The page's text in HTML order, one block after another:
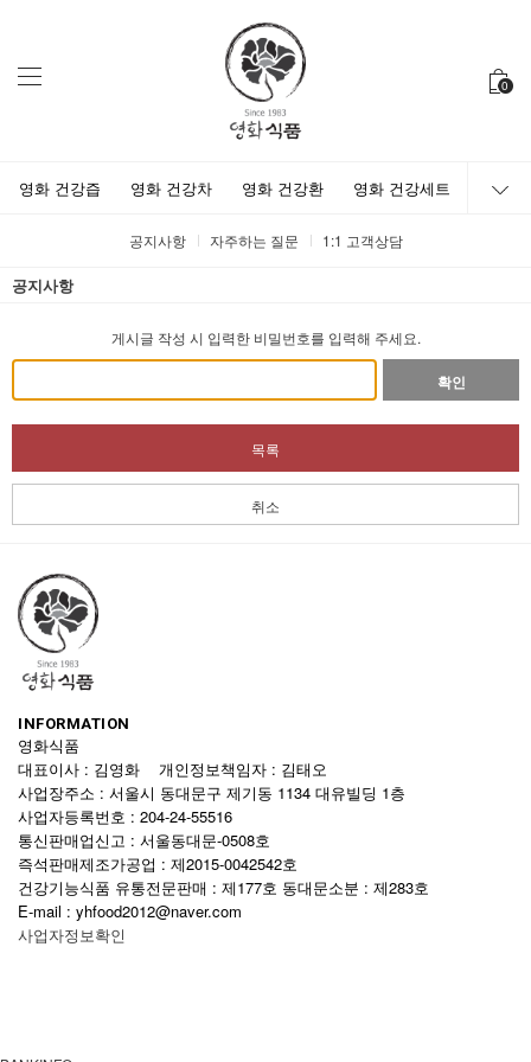
0
영화 건강즙 영화 건강차 영화 건강환 영화 건강세트
공지사항 자주하는 질문 1:1 고객상담
공지사항
게시글 작성 시 입력한 비밀번호를 입력해 주세요.
확인
목록
취소
INFORMATION
영화식품
대표이사 : 김영화 개인정보책임자 : 김태오
사업장주소 : 서울시 동대문구 제기동 1134 대유빌딩 1층
사업자등록번호 : 204-24-55516
통신판매업신고 : 서울동대문-0508호
즉석판매제조가공업 : 제2015-0042542호
건강기능식품 유통전문판매 : 제177호 동대문소분 : 제283호
E-mail : yhfood2012@naver.com
사업자정보확인